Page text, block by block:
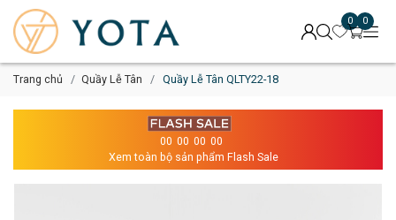
0 0
Trang chủ Quầy Lễ Tân Quầy Lễ Tân QLTY22-18
00 00 00 00
Xem toàn bộ sản phẩm Flash Sale